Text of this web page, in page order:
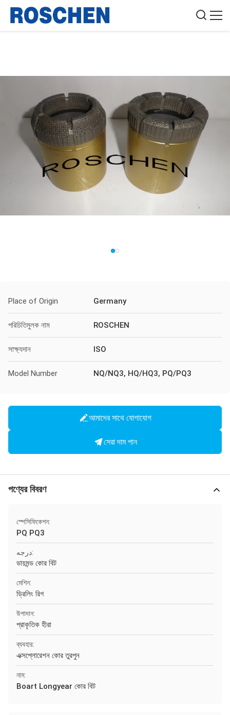
Place of Origin Germany
পরিচিতিমুলক নাম ROSCHEN
সাক্ষ্যদান ISO
Model Number NQ/NQ3, HQ/HQ3, PQ/PQ3
আমাদের সাথে যোগাযোগ
সেরা দাম পান
পণ্যের বিবরণ
স্পেসিফিকেশন:
PQ PQ3
درجه:
ডায়মন্ড কোর বিট
মেশিন:
ড্রিলিং রিগ
উপাদান:
প্রাকৃতিক হীরা
ব্যবহার:
এক্সপ্লোরেশন কোর তুরপুন
নাম:
Boart Longyear কোর বিট